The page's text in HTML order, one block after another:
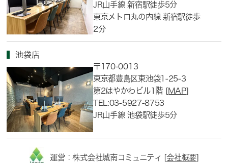
JR山手線 新宿駅徒歩5分
東京メトロ丸の内線 新宿駅徒歩
2分
池袋店
〒170-0013
東京都豊島区東池袋1-25-3
第2はやかわビル1階 [MAP]
TEL:03-5927-8753
JR山手線 池袋駅徒歩5分
運営：株式会社城南コミュニティ [会社概要]